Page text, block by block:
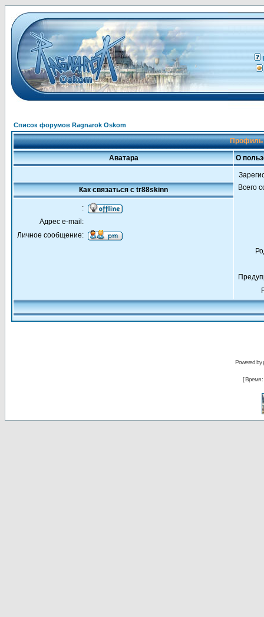
Список форумов Ragnarok Oskom
Профиль
Аватара О
Всего
Как связаться с tr88skinn
:
Адрес e-mail:
Личное сообщение:
Powered by
[ Время :